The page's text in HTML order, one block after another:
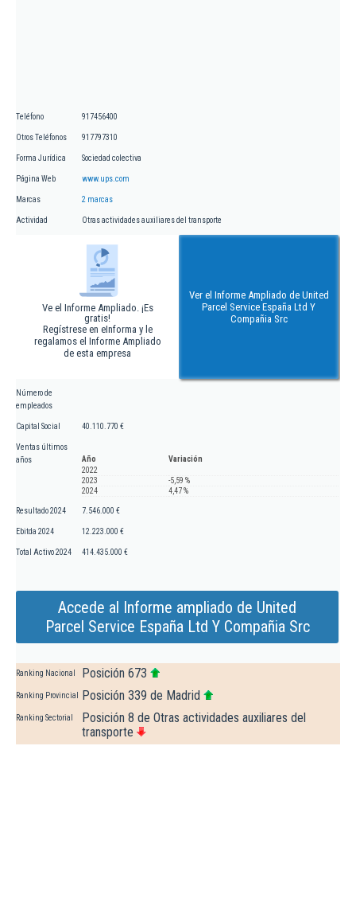
Teléfono 917456400
Otros Teléfonos 917797310
Forma Jurídica Sociedad colectiva
Página Web www.ups.com
Marcas 2 marcas
Actividad Otras actividades auxiliares del transporte
Ve el Informe Ampliado. ¡Es
gratis!
Regístrese en eInforma y le
regalamos el Informe Ampliado
de esta empresa
Ver el Informe Ampliado de United
Parcel Service España Ltd Y
Compañia Src
Número de
empleados
Capital Social 40.110.770 €
Ventas últimos
años
Año
Variación
2022
2023
-5,59 %
2024
4,47 %
Resultado 2024 7.546.000 €
Ebitda 2024 12.223.000 €
Total Activo 2024 414.435.000 €
Accede al Informe ampliado de United
Parcel Service España Ltd Y Compañia Src
Ranking Nacional Posición 673
Ranking Provincial Posición 339 de Madrid
Ranking Sectorial
Posición 8 de Otras actividades auxiliares del
transporte